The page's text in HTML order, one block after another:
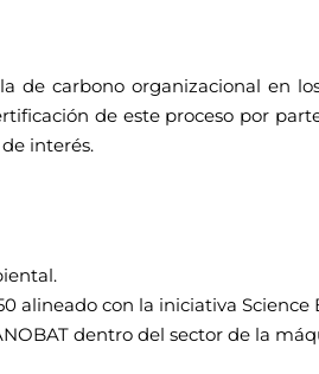
de carbono organizacional en
de este proceso por
interés.
alineado con la iniciativa Science
dentro del sector de la